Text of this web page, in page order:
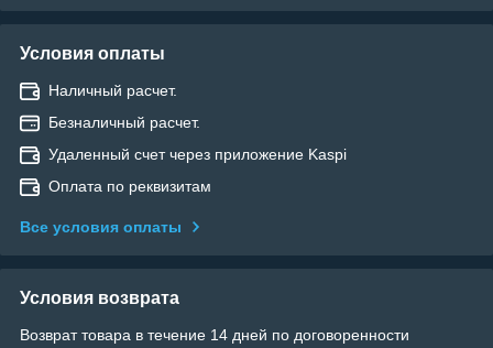
Условия оплаты
Наличный расчет.
Безналичный расчет.
Удаленный счет через приложение Kaspi
Оплата по реквизитам
Все условия оплаты
Условия возврата
Возврат товара в течение 14 дней по договоренности